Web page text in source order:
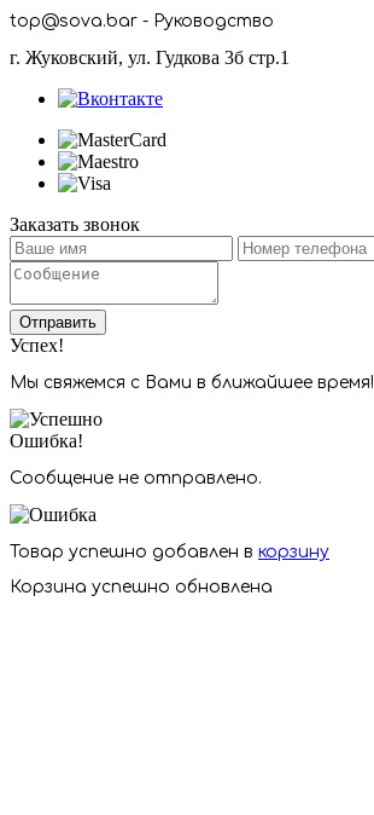
top@sova.bar - Руководство
г. Жуковский, ул. Гудкова 3б стр.1
Заказать звонок
Отправить
Успех!
Мы свяжемся с Вами в ближайшее время!
Ошибка!
Сообщение не отправлено.
Товар успешно добавлен в корзину
Корзина успешно обновлена